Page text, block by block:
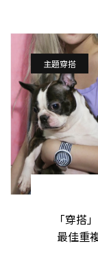
主題穿搭
「穿搭
最佳重